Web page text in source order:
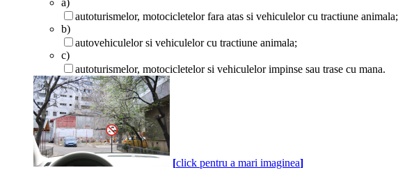
a)
autoturismelor, motocicletelor fara atas si vehiculelor cu tractiune animala;
b)
autovehiculelor si vehiculelor cu tractiune animala;
c)
autoturismelor, motocicletelor si vehiculelor impinse sau trase cu mana.
[click pentru a mari imaginea]